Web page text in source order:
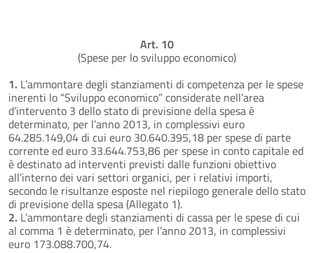
Art. 10
(Spese per lo sviluppo economico)
1. L’ammontare degli stanziamenti di competenza per le spese
inerenti lo “Sviluppo economico” considerate nell’area
d’intervento 3 dello stato di previsione della spesa è
determinato, per l’anno 2013, in complessivi euro
64.285.149,04 di cui euro 30.640.395,18 per spese di parte
corrente ed euro 33.644.753,86 per spese in conto capitale ed
è destinato ad interventi previsti dalle funzioni obiettivo
all’interno dei vari settori organici, per i relativi importi,
secondo le risultanze esposte nel riepilogo generale dello stato
di previsione della spesa (Allegato 1).
2. L’ammontare degli stanziamenti di cassa per le spese di cui
al comma 1 è determinato, per l’anno 2013, in complessivi
euro 173.088.700,74.